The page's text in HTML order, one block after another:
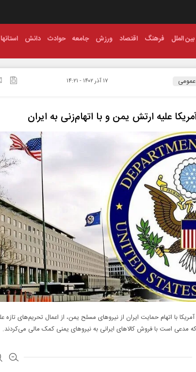
بین الملل فرهنگ اقتصاد ورزش جامعه حوادث دانش استانها
عمومی ۱۷ آذر ۱۴۰۲ - ۱۴:۲۱
علیه ارتش یمن و با اتهام‌زنی به ایران
با اتهام حمایت ایران از نیرو‌های مسلح یمن، از اعمال تحریم‌های تازه
که مدعی است با فروش کالا‌های ایرانی به نیرو‌های یمنی کمک مالی می‌کردند.